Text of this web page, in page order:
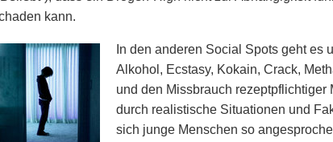
kann.
In den anderen Social Spots geht es
Alkohol, Ecstasy, Kokain, Crack,
und den Missbrauch
durch realistische Situationen und
sich junge Menschen so